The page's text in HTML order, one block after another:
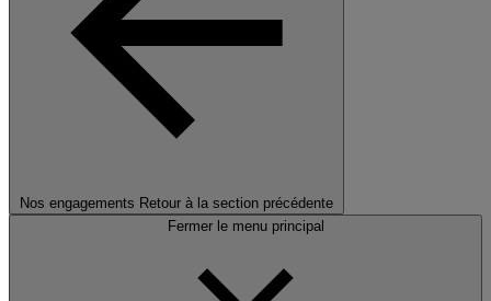
Nos engagements Retour à la section précédente
Fermer le menu principal